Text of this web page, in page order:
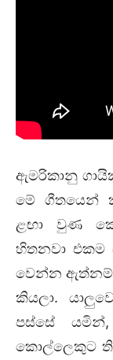
ඇමරිකානු
මේ ගීතයෙන්
ළඟා වුණ
හිතනවා
වෙන්න ඇත්නම්
කියලා.
පස්සේ
කොල්ලෙකුට